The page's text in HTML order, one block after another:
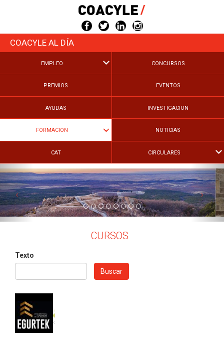
principal
COACYLE AL DÍA
EMPLEO CONCURSOS
PREMIOS EVENTOS
AYUDAS INVESTIGACION
FORMACION NOTICIAS
CAT CIRCULARES
CURSOS
Texto
Buscar